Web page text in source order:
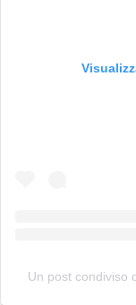
Un post condiviso